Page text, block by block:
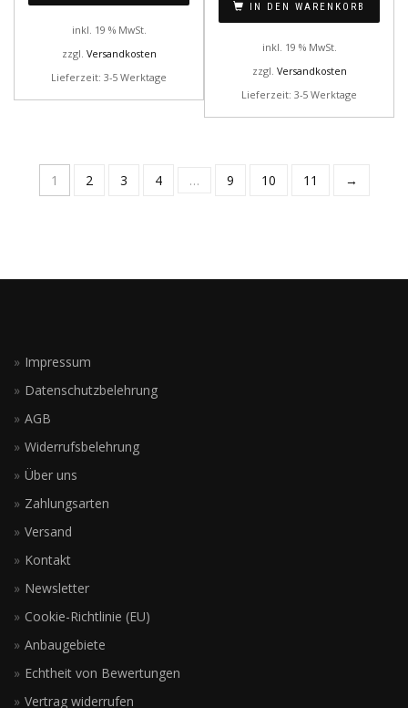
inkl. 19 % MwSt.
zzgl. Versandkosten
Lieferzeit: 3-5 Werktage
IN DEN WARENKORB
inkl. 19 % MwSt.
zzgl. Versandkosten
Lieferzeit: 3-5 Werktage
1 2 3 4 … 9 10 11 →
Impressum
Datenschutzbelehrung
AGB
Widerrufsbelehrung
Über uns
Zahlungsarten
Versand
Kontakt
Newsletter
Cookie-Richtlinie (EU)
Anbaugebiete
Echtheit von Bewertungen
Vertrag widerrufen